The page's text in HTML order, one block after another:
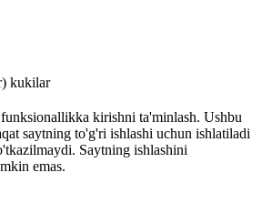
kukilar
kirishni ta'minlash. Ushbu
saytning to'g'ri ishlashi uchun ishlatiladi
Saytning ishlashini
emas.